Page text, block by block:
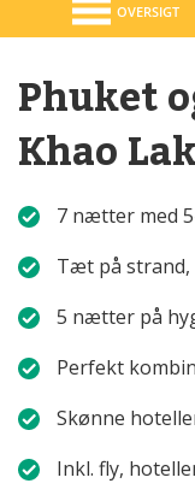
OVERSIGT
Phuket
Khao
7 nætter med
Tæt på
5 nætter på
Perfekt
Skønne
Inkl. fly,